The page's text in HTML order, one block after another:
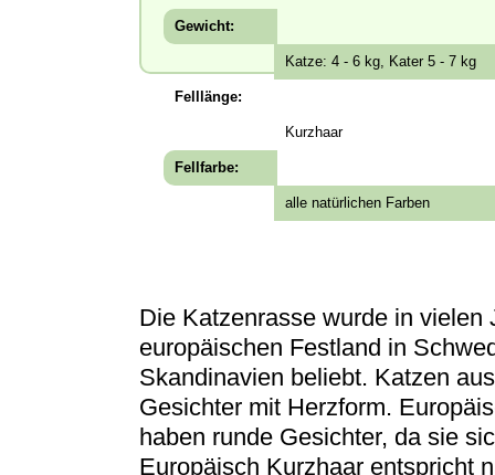
Gewicht:
Katze: 4 - 6 kg, Kater 5 - 7 kg
Felllänge:
Kurzhaar
Fellfarbe:
alle natürlichen Farben
Die Katzenrasse wurde in vielen
europäischen Festland in
Skandinavien beliebt. Katzen
Gesichter mit Herzform.
haben runde Gesichter, da sie
Europäisch Kurzhaar entspricht